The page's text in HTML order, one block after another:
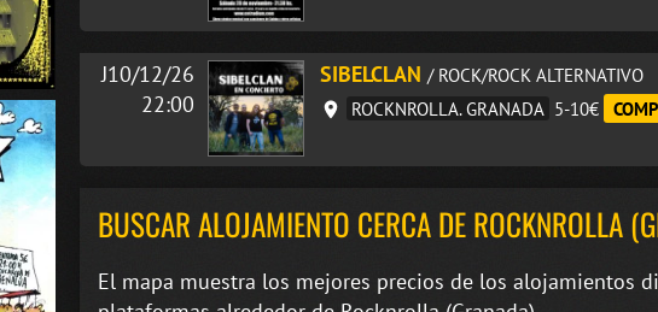
J10/12/26
22:00
SIBELCLAN / ROCK/ROCK ALTERNATIVO
ROCKNROLLA. GRANADA 5-10€
BUSCAR ALOJAMIENTO CERCA DE ROCKNROLLA
El mapa muestra los mejores precios de los alojamientos